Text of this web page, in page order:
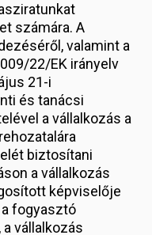
számára. A
valamint a
22/EK irányelv
21-i
és tanácsi
a vállalkozás a
biztosítani
a vállalkozás
képviselője
fogyasztó
vállalkozás